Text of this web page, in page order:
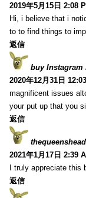
2019年5月15日 2:08
Hi, i believe that i
to to find things to
返信
buy Instagram
2020年12月31日
magnificent issues
your put up that you
返信
2021年1月17日 2:39
I truly appreciate this
返信